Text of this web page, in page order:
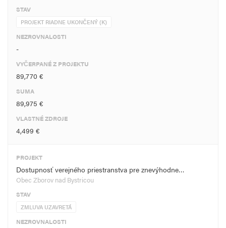
STAV
PROJEKT RIADNE UKONČENÝ (K)
NEZROVNALOSTI
-
VYČERPANÉ Z PROJEKTU
89,770 €
SUMA
89,975 €
VLASTNÉ ZDROJE
4,499 €
PROJEKT
Dostupnosť verejného priestranstva pre znevýhodne…
Obec Zborov nad Bystricou
STAV
ZMLUVA UZAVRETÁ
NEZROVNALOSTI